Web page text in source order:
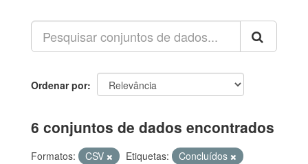
Ordenar por
6 conjuntos de dados encontrados
Formatos: CSV Etiquetas:
Concluídos